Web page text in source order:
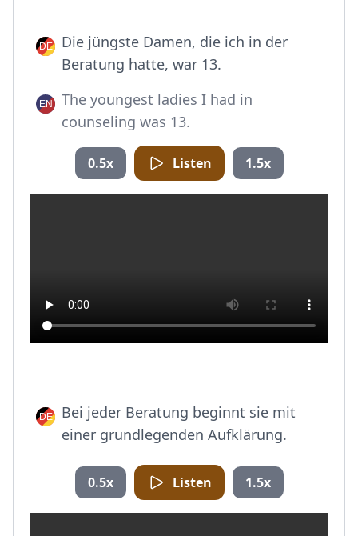
Die jüngste Damen, die ich in der
Beratung hatte, war 13.
The youngest ladies I had in
counseling was 13.
0.5x Listen 1.5x
Bei jeder Beratung beginnt sie mit
einer grundlegenden Aufklärung.
0.5x Listen 1.5x